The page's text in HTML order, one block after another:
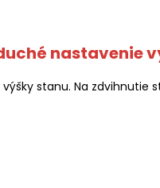
nastavenie
stanu. Na